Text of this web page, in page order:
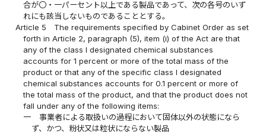
合が〇・一パーセント以上である製品であって、次の各号のいず
れにも該当しないものであることとする。
Article 5
The requirements specified by Cabinet Order as set
forth in Article 2, paragraph (5), item (i) of the Act are that
any of the class I designated chemical substances
accounts for 1 percent or more of the total mass of the
product or that any of the specific class I designated
chemical substances accounts for 0.1 percent or more of
the total mass of the product, and that the product does not
fall under any of the following items:
一
事業者による取扱いの過程において固体以外の状態になら
ず、かつ、粉状又は粒状にならない製品